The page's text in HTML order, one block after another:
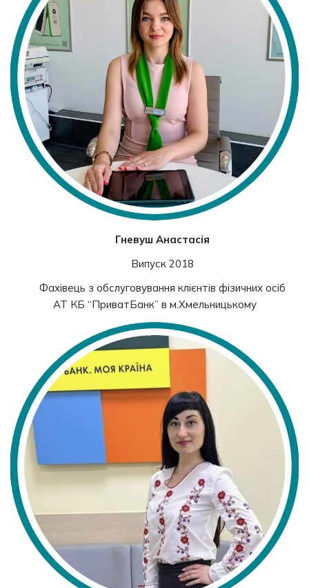
Гневуш Анастасія
Випуск 2018
Фахівець з обслуговування клієнтів фізичних осіб
АТ КБ “ПриватБанк” в м.Хмельницькому